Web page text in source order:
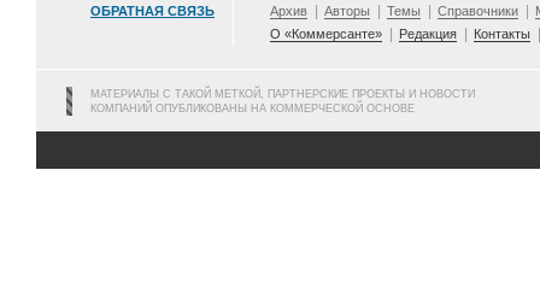
ОБРАТНАЯ СВЯЗЬ Архив Авторы Темы Справочники
О «Коммерсанте»
Редакция Контакты
МАТЕРИАЛЫ С ТАКОЙ МЕТКОЙ, ПАРТНЕРСКИЕ ПРОЕКТЫ И НОВОСТИ
КОМПАНИЙ ОПУБЛИКОВАНЫ НА КОММЕРЧЕСКОЙ ОСНОВЕ